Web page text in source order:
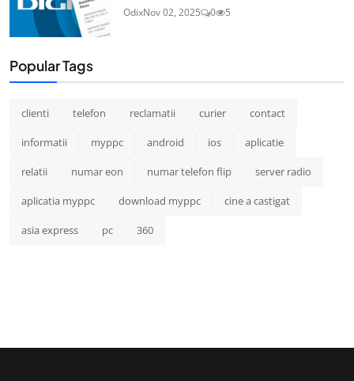
OdixNov 02, 2025 0 5
Popular Tags
clienti telefon reclamatii curier contact
informatii myppc android ios aplicatie
relatii numar eon numar telefon flip server radio
aplicatia myppc download myppc cine a castigat
asia express pc 360